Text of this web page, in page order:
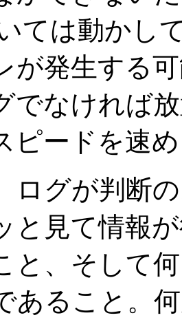
ては動かし
が発生する
でなければ
ピードを速
ログが判断
と見て情報
と、そして
あること。